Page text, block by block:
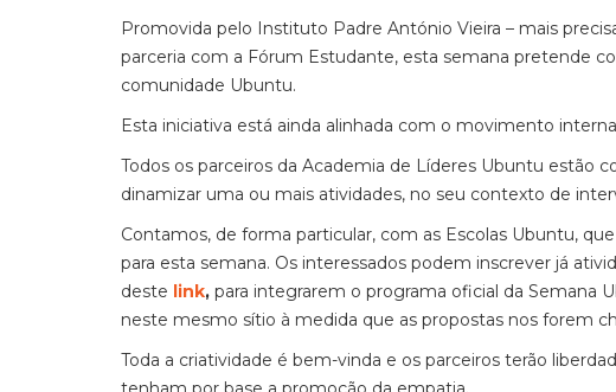
Promovida pelo Instituto Padre António Vieira – mais
parceria com a Fórum Estudante, esta semana pretende
comunidade Ubuntu.
Esta iniciativa está ainda alinhada com o movimento
Todos os parceiros da Academia de Líderes Ubuntu estão
dinamizar uma ou mais atividades, no seu contexto de
Contamos, de forma particular, com as Escolas Ubuntu,
para esta semana. Os interessados podem inscrever já
deste link, para integrarem o programa oficial da Semana
neste mesmo sítio à medida que as propostas nos forem
Toda a criatividade é bem-vinda e os parceiros terão